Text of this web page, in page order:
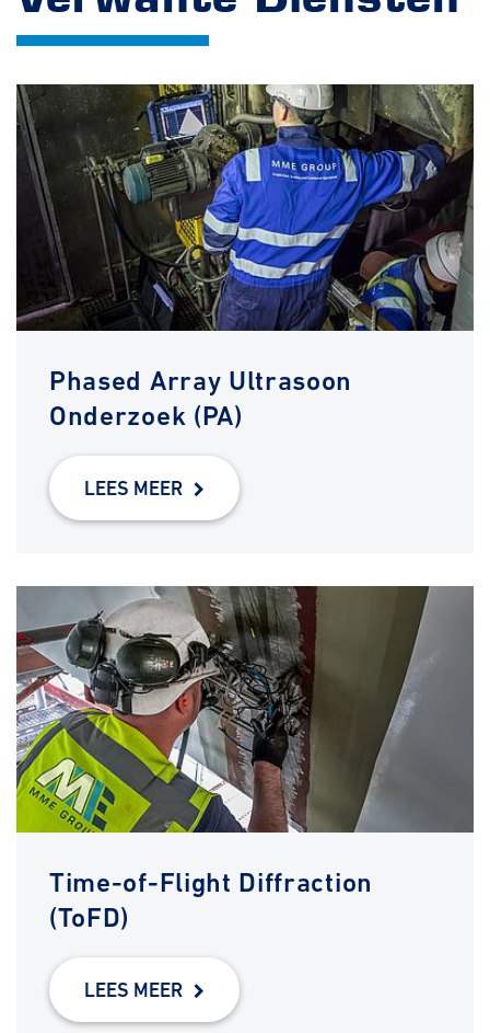
Phased Array Ultrasoon
Onderzoek (PA)
LEES MEER
Time-of-Flight Diffraction
(ToFD)
LEES MEER